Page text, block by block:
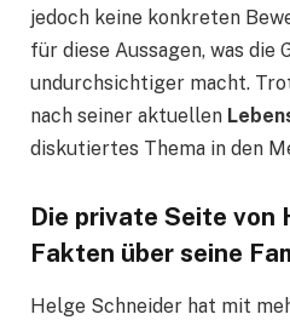
jedoch keine konkreten
für diese Aussagen, was die
undurchsichtiger macht.
nach seiner aktuellen
diskutiertes Thema in den
Die private Seite von
Fakten über seine
Helge Schneider hat mit